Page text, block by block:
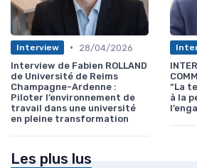
Interview •
28/04/2026
Interview de Fabien ROLLAND
de Université de Reims
Champagne-Ardenne :
Piloter l’environnement de
travail dans une université
en pleine transformation
“La
à la
Les plus lus